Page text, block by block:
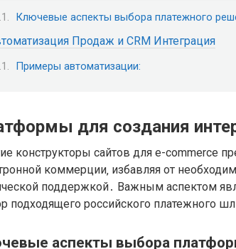
Ключевые аспекты выбора платежного
Продаж и CRM Интеграция
Примеры автоматизации:
для создания
конструкторы сайтов для e-commerce
коммерции‚ избавляя от
поддержкой․ Важным аспектом
подходящего российского платежного
аспекты выбора